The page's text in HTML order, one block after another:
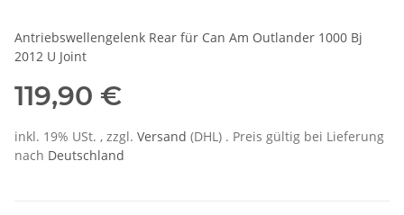
Antriebswellengelenk Rear für Can Am Outlander 1000 Bj
2012 U Joint
119,90 €
inkl. 19% USt. , zzgl. Versand (DHL) . Preis gültig bei Lieferung
nach Deutschland